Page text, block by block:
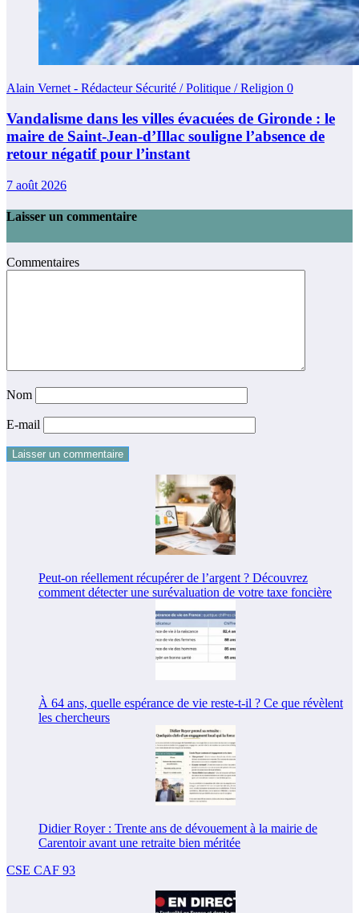
Alain Vernet - Rédacteur Sécurité / Politique / Religion 0
Vandalisme dans les villes évacuées de Gironde : le
maire de Saint-Jean-d’Illac souligne l’absence de
retour négatif pour l’instant
7 août 2026
Laisser un commentaire
Commentaires
Nom
E-mail
Peut-on réellement récupérer de l’argent ? Découvrez
comment détecter une surévaluation de votre taxe foncière
À 64 ans, quelle espérance de vie reste-t-il ? Ce que révèlent
les chercheurs
Didier Royer : Trente ans de dévouement à la mairie de
Carentoir avant une retraite bien méritée
CSE CAF 93